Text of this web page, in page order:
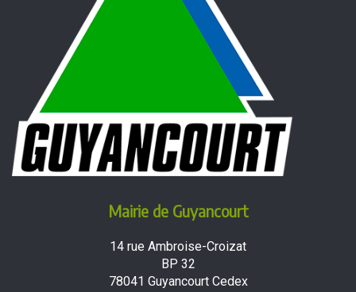
Mairie de Guyancourt
14 rue Ambroise-Croizat
BP 32
78041 Guyancourt Cedex